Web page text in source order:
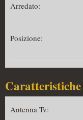
Arredato:
Posizione:
Caratteristiche
Antenna Tv: